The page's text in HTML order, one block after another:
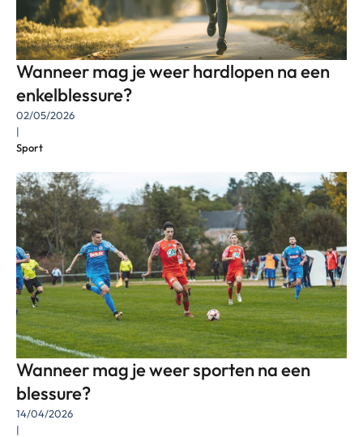
Wanneer mag je weer hardlopen na een
enkelblessure?
02/05/2026
|
Sport
Wanneer mag je weer sporten na een
blessure?
14/04/2026
|